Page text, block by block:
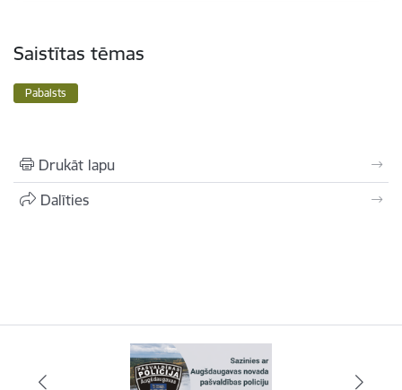
Saistītas tēmas
Pabalsts
Drukāt lapu
Dalīties